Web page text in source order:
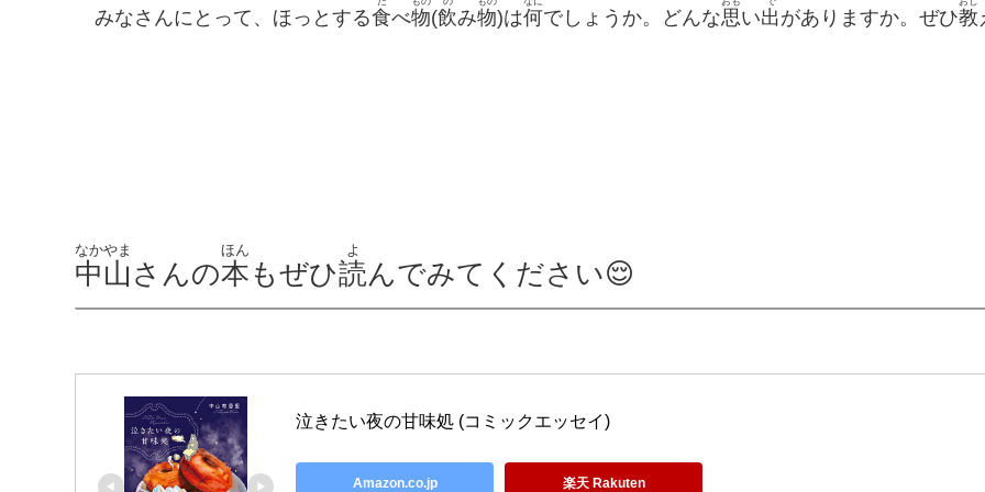
みなさんにとって、ほっとする食べ物(飲み物)は何でしょうか。どんな思い出がありますか。ぜひ教
中山
なかやま
さんの本
ほん
もぜひ読
よ
んでみてください😌
泣きたい夜の甘味処 (コミックエッセイ)
Amazon.co.jp 楽天 Rakuten